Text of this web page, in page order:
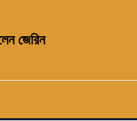
জেরিন